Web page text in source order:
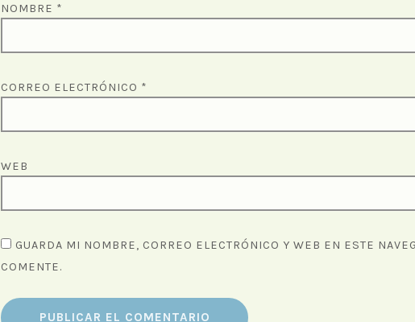
NOMBRE *
CORREO ELECTRÓNICO *
WEB
GUARDA MI NOMBRE, CORREO ELECTRÓNICO Y WEB EN ESTE
COMENTE.